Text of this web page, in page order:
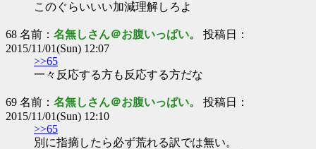
このぐらいいい加減理解しろよ
68 名前： 名無しさん＠お腹いっぱい。 投稿日：
2015/11/01(Sun) 12:07
>>65
一々反応する方も反応する方だな
69 名前： 名無しさん＠お腹いっぱい。 投稿日：
2015/11/01(Sun) 12:10
>>65
別に指摘したら必ず荒れる訳では無い。